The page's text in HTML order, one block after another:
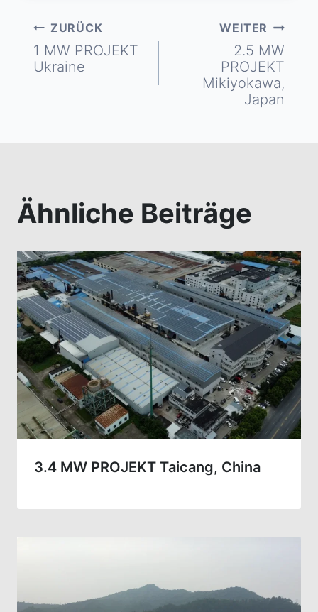
Beitragsnavigation
ZURÜCK
1 MW PROJEKT
Ukraine
WEITER
2.5 MW
PROJEKT
Mikiyokawa,
Japan
Ähnliche Beiträge
3.4 MW PROJEKT Taicang, China